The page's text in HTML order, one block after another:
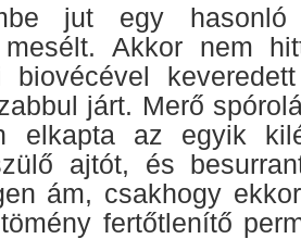
jut egy
mesélt. Akkor nem
biovécével
járt. Merő
elkapta az egyik
ajtót, és
ám, csakhogy
fertőtlenítő